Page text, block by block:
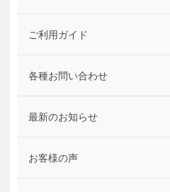
ご利用ガイド
各種お問い合わせ
最新のお知らせ
お客様の声